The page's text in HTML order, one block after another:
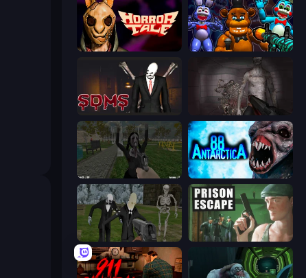
Horror Tale FNaF Shooter
Slenderman Must Die: Sanatorium 2021
While We Sleep: Slendrina Is Here Antarctica 88
Slenderman Must Die: Graveyard Prison Escape